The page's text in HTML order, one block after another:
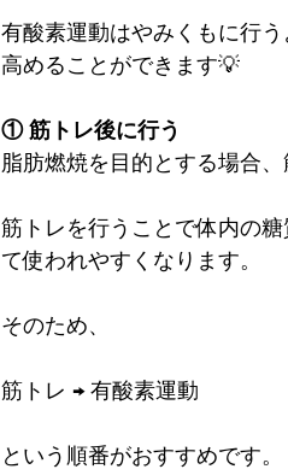
有酸素運動はやみくもに行
高めることができます💡
① 筋トレ後に行う
脂肪燃焼を目的とする場合
筋トレを行うことで体内の
て使われやすくなります。
そのため、
筋トレ → 有酸素運動
という順番がおすすめです。